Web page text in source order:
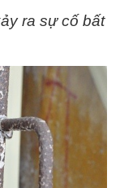
ra sự cố bất